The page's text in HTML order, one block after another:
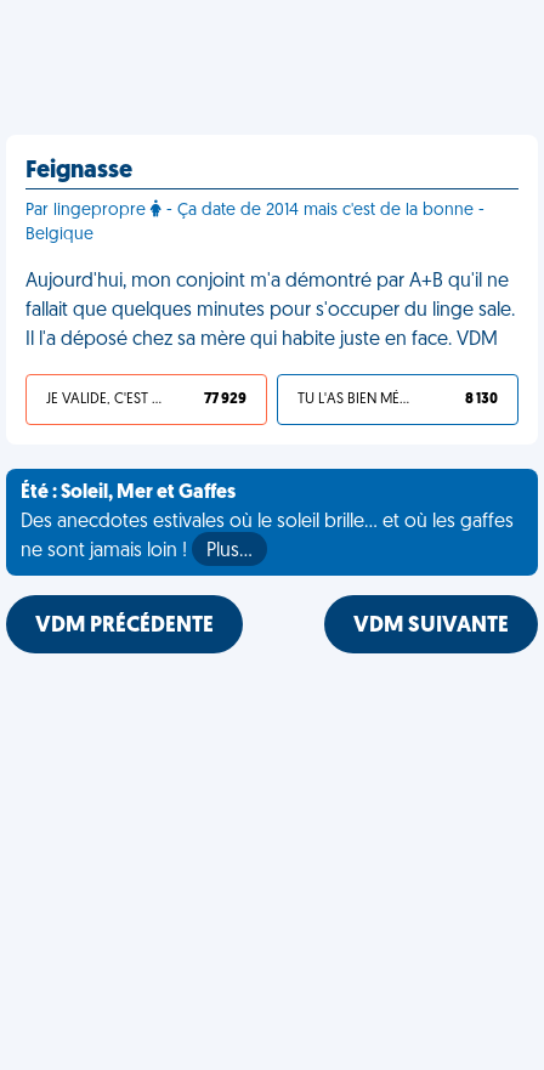
Feignasse
Par lingepropre
- Ça date de 2014 mais c'est de la bonne -
Belgique
Aujourd'hui, mon conjoint m'a démontré par A+B qu'il ne
fallait que quelques minutes pour s'occuper du linge sale.
Il l'a déposé chez sa mère qui habite juste en face. VDM
JE VALIDE, C'EST UNE VDM 77 929 TU L'AS BIEN MÉRITÉ 8 130
Été : Soleil, Mer et Gaffes
Des anecdotes estivales où le soleil brille... et où les gaffes
ne sont jamais loin !
Plus…
VDM PRÉCÉDENTE VDM SUIVANTE